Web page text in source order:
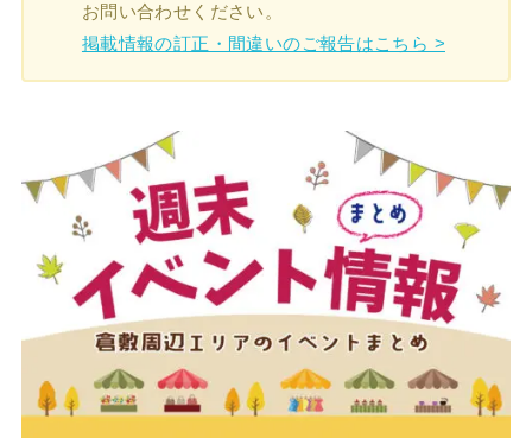
お問い合わせください。
掲載情報の訂正・間違いのご報告はこちら >